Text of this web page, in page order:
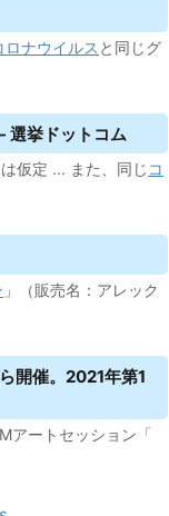
ロナウイルス と同じグ
選挙ドットコム
仮定 ... また、同じ コ
」（販売名：アレック
開催。2021年第1
アートセッション「